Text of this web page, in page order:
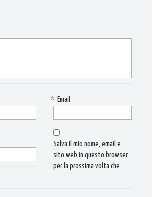
Email
*
Salva il mio nome, email e
sito web in questo browser
per la prossima volta che